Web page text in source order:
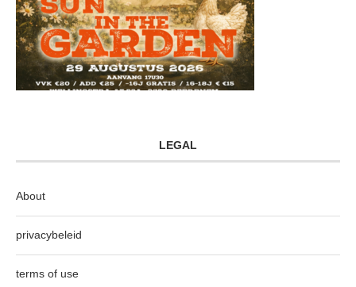
LEGAL
About
privacybeleid
terms of use